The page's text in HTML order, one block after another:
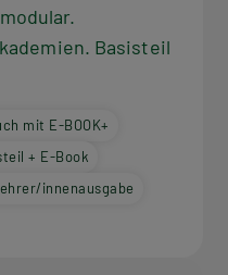
Basisteil
mit E-BOOK+
+ E-Book
innenausgabe